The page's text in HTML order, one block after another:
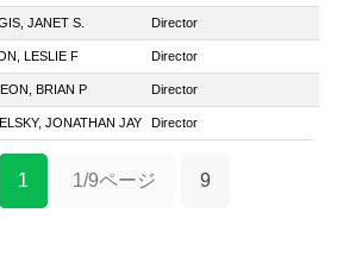
JANET S. Director
LESLIE F Director
BRIAN P Director
JONATHAN JAY Director
1 1/9ページ 9